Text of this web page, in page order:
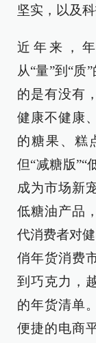
坚实，以及
近年来，
从“量”到“质
的是有没有
健康不健康
的糖果、糕
但“减糖版”“
成为市场新
低糖油产品
代消费者对
俏年货消费
到巧克力，
的年货清单
便捷的电商